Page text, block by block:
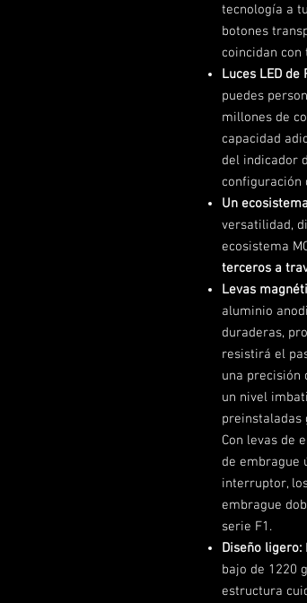
tecnología a
botones
coincidan
Luces LED de
puedes
millones de
capacidad
del indicador
configuración
Un
versatilidad,
ecosistema
terceros a
Levas
aluminio
duraderas,
resistirá el
una precisión
un nivel
preinstaladas
Con levas de
de embrague
interruptor,
embrague
serie F1.
Diseño ligero:
bajo de 1220
estructura